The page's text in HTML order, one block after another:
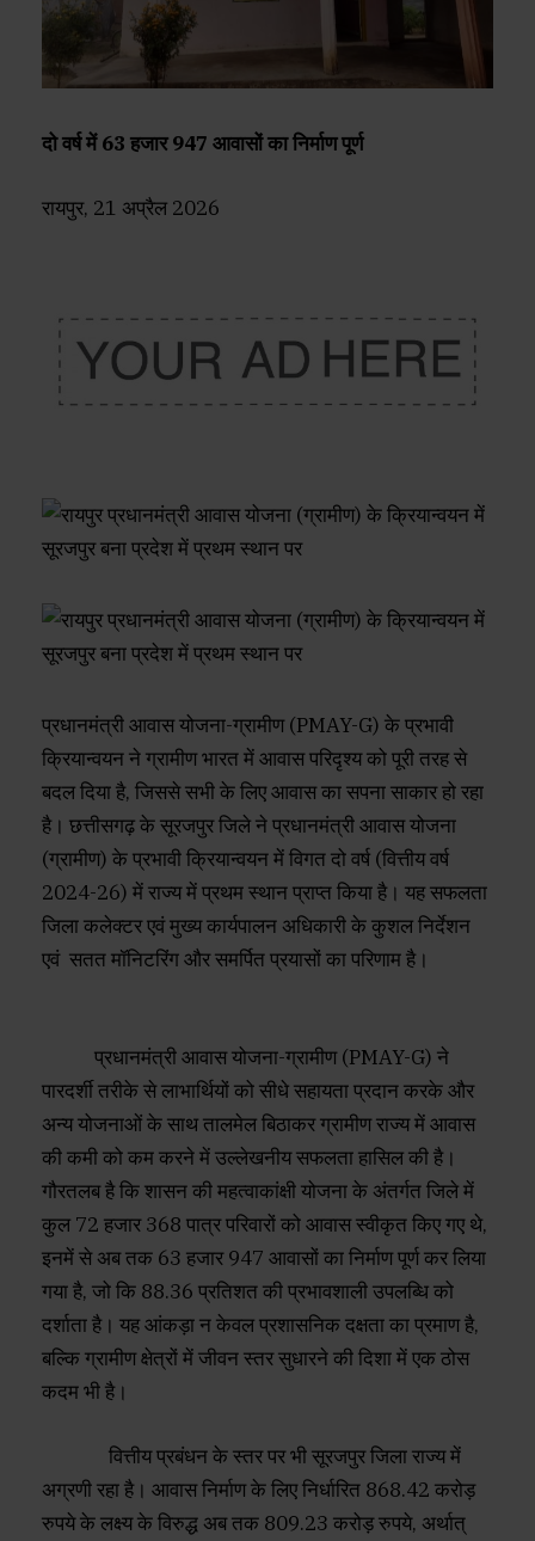
दो वर्ष में 63 हजार 947 आवासों का निर्माण पूर्ण
रायपुर, 21 अप्रैल 2026
प्रधानमंत्री आवास योजना-ग्रामीण (PMAY-G) के प्रभावी
क्रियान्वयन ने ग्रामीण भारत में आवास परिदृश्य को पूरी तरह से
बदल दिया है, जिससे सभी के लिए आवास का सपना साकार हो रहा
है। छत्तीसगढ़ के सूरजपुर जिले ने प्रधानमंत्री आवास योजना
(ग्रामीण) के प्रभावी क्रियान्वयन में विगत दो वर्ष (वित्तीय वर्ष
2024-26) में राज्य में प्रथम स्थान प्राप्त किया है। यह सफलता
जिला कलेक्टर एवं मुख्य कार्यपालन अधिकारी के कुशल निर्देशन
एवं सतत मॉनिटरिंग और समर्पित प्रयासों का परिणाम है।
प्रधानमंत्री आवास योजना-ग्रामीण (PMAY-G) ने
पारदर्शी तरीके से लाभार्थियों को सीधे सहायता प्रदान करके और
अन्य योजनाओं के साथ तालमेल बिठाकर ग्रामीण राज्य में आवास
की कमी को कम करने में उल्लेखनीय सफलता हासिल की है।
गौरतलब है कि शासन की महत्वाकांक्षी योजना के अंतर्गत जिले में
कुल 72 हजार 368 पात्र परिवारों को आवास स्वीकृत किए गए थे,
इनमें से अब तक 63 हजार 947 आवासों का निर्माण पूर्ण कर लिया
गया है, जो कि 88.36 प्रतिशत की प्रभावशाली उपलब्धि को
दर्शाता है। यह आंकड़ा न केवल प्रशासनिक दक्षता का प्रमाण है,
बल्कि ग्रामीण क्षेत्रों में जीवन स्तर सुधारने की दिशा में एक ठोस
कदम भी है।
वित्तीय प्रबंधन के स्तर पर भी सूरजपुर जिला राज्य में
अग्रणी रहा है। आवास निर्माण के लिए निर्धारित 868.42 करोड़
रुपये के लक्ष्य के विरुद्ध अब तक 809.23 करोड़ रुपये, अर्थात्